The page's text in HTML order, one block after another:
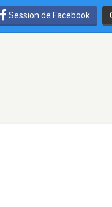
Session de Facebook